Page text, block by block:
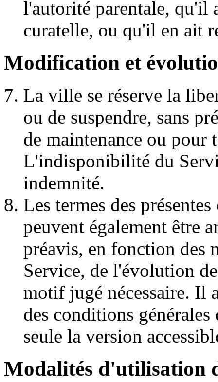
l'autorité parentale, qu'il
curatelle, ou qu'il en ait
Modification et
La ville se réserve la
ou de suspendre, sans
de maintenance ou pour
L'indisponibilité du
indemnité.
Les termes des
peuvent également être
préavis, en fonction des
Service, de l'évolution
motif jugé nécessaire. Il
des conditions
seule la version
Modalités d'utilisation